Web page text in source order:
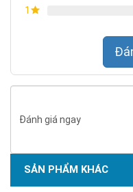
1
Đánh giá ngay
SẢN PHẨM KHÁC